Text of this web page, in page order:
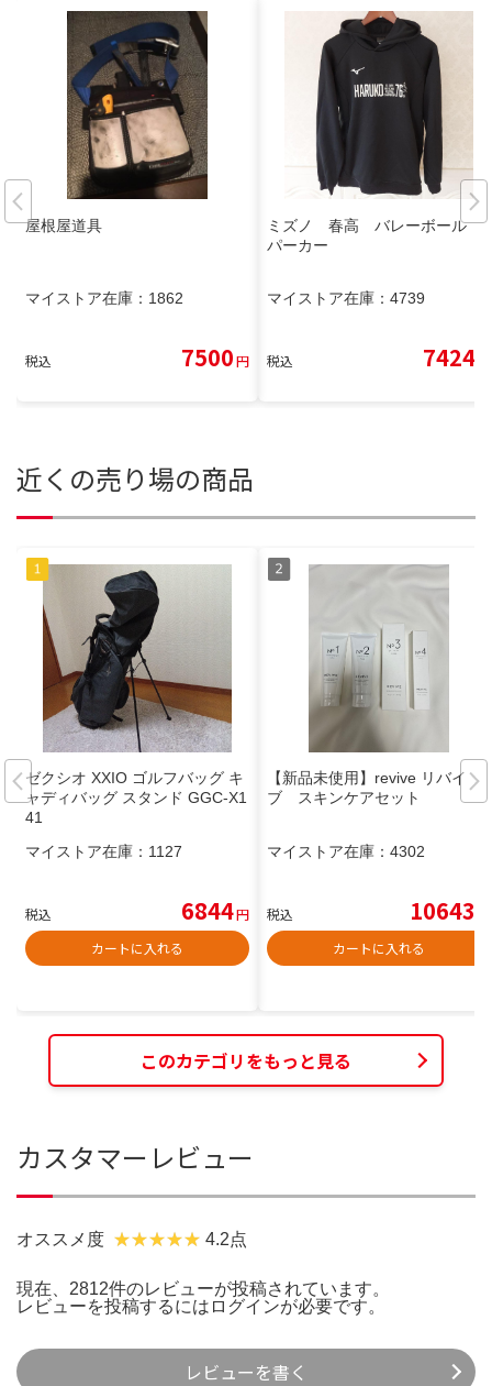
屋根屋道具
マイストア在庫： 1862
税込 7500円
ミズノ 春高 バレーボール
パーカー
マイストア在庫： 4739
税込 7424
近くの売り場の商品
ゼクシオ XXIO ゴルフバッグ キ
ャディバッグ スタンド GGC-X1
41
マイストア在庫： 1127
税込 6844円
カートに入れる
【新品未使用】revive リバイ
ブ スキンケアセット
マイストア在庫： 4302
税込 10643
カートに入れる
このカテゴリをもっと見る
カスタマーレビュー
オススメ度 4.2点
現在、2812件のレビューが投稿されています。
レビューを投稿するには ログインが必要です。
レビューを書く